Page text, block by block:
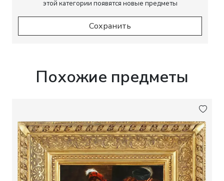
кобальтом, подглазурная - «скрещенные
мечи», Мейсен, ХХ век.
этой категории появятся новые предметы
Сохранить
Похожие предметы